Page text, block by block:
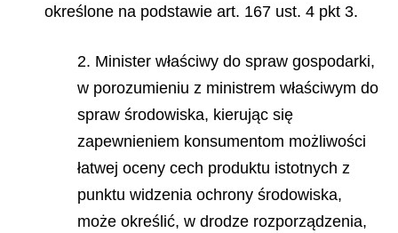
określone na podstawie art. 167 ust. 4 pkt 3.
2. Minister właściwy do spraw gospodarki,
w porozumieniu z ministrem właściwym do
spraw środowiska, kierując się
zapewnieniem konsumentom możliwości
łatwej oceny cech produktu istotnych z
punktu widzenia ochrony środowiska,
może określić, w drodze rozporządzenia,